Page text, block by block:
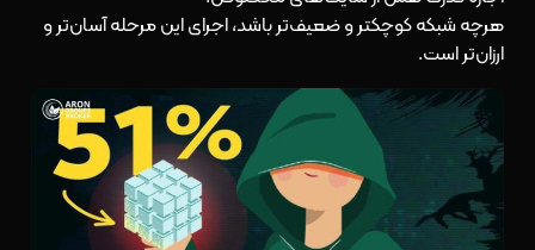
هرچه شبکه کوچکتر و ضعیف‌تر باشد، اجرای این مرحله آسان‌تر و
ارزان‌تر است.